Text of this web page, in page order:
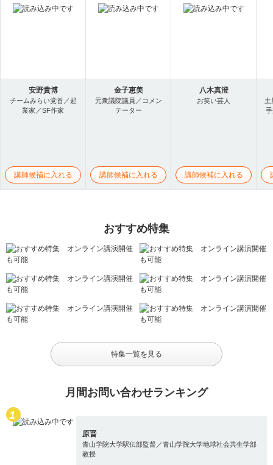
安野貴博
チームみらい党首／起
業家／SF作家
講師候補に入れる
金子恵美
元衆議院議員／コメン
テーター
講師候補に入れる
八木真澄
お笑い芸人
講師候補に入れる
土
おすすめ特集
特集一覧を見る
月間お問い合わせランキング
原晋
青山学院大学駅伝部監督／青山学院大学地球社会共生学部
教授